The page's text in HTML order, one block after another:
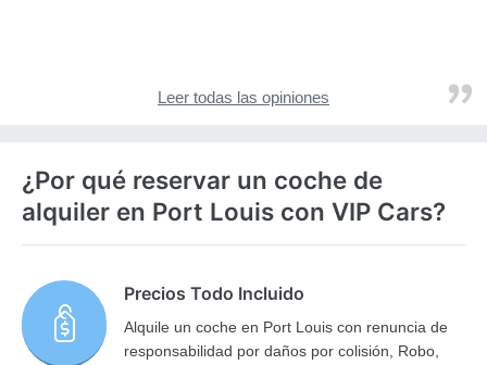
Leer todas las opiniones
¿Por qué reservar un coche de
alquiler en Port Louis con VIP Cars?
Precios Todo Incluido
Alquile un coche en Port Louis con renuncia de
responsabilidad por daños por colisión, Robo,